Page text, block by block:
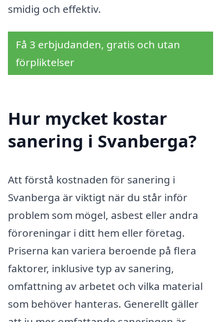
smidig och effektiv.
Få 3 erbjudanden, gratis och utan
förpliktelser
Hur mycket kostar
sanering i Svanberga?
Att förstå kostnaden för sanering i
Svanberga är viktigt när du står inför
problem som mögel, asbest eller andra
föroreningar i ditt hem eller företag.
Priserna kan variera beroende på flera
faktorer, inklusive typ av sanering,
omfattning av arbetet och vilka material
som behöver hanteras. Generellt gäller